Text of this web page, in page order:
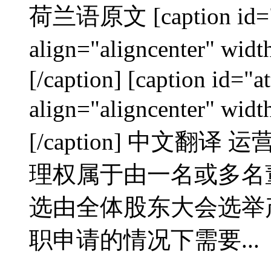
荷兰语原文 [caption
align="aligncenter"
[/caption] [caption
align="aligncenter"
[/caption] 中文翻译 运
理权属于由一名或多
选由全体股东大会选
职申请的情况下需要...